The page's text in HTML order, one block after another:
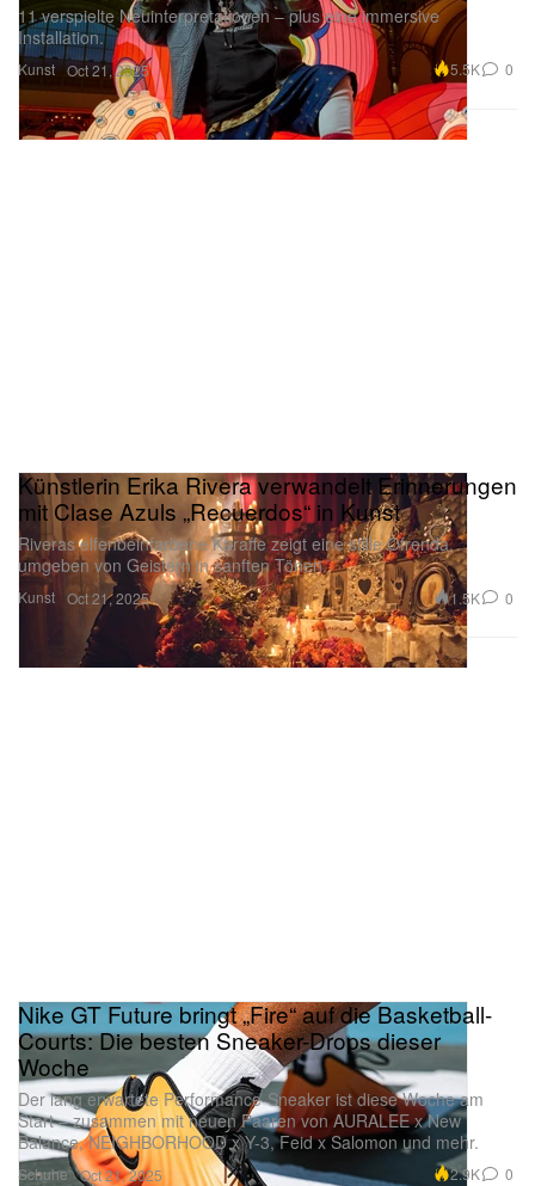
Kunst
11 verspielte Neuinterpretationen – plus eine immersive
Installation.
Oct 21, 2025 5.5K 0
Kunst
Künstlerin Erika Rivera verwandelt Erinnerungen
mit Clase Azuls „Recuerdos“ in Kunst
Riveras elfenbeinfarbene Karaffe zeigt eine stille Ofrenda,
umgeben von Geistern in sanften Tönen.
Oct 21, 2025 1.5K 0
Schuhe
Nike GT Future bringt „Fire“ auf die Basketball-
Courts: Die besten Sneaker-Drops dieser
Woche
Der lang erwartete Performance-Sneaker ist diese Woche am
Start – zusammen mit neuen Paaren von AURALEE x New
Balance, NEIGHBORHOOD x Y-3, Feid x Salomon und mehr.
Oct 21, 2025 2.9K 0